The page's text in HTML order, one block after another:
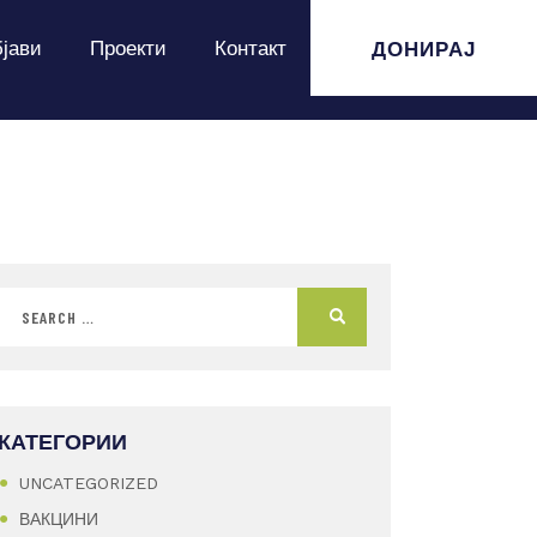
Проекти Контакт ДОНИРАЈ
КАТЕГОРИИ
UNCATEGORIZED
ВАКЦИНИ